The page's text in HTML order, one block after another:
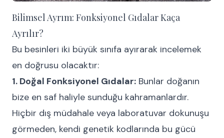
Bilimsel Ayrım: Fonksiyonel Gıdalar Kaça
Ayrılır?
Bu besinleri iki büyük sınıfa ayırarak incelemek
en doğrusu olacaktır:
1. Doğal Fonksiyonel Gıdalar: Bunlar doğanın
bize en saf haliyle sunduğu kahramanlardır.
Hiçbir dış müdahale veya laboratuvar dokunuşu
görmeden, kendi genetik kodlarında bu gücü